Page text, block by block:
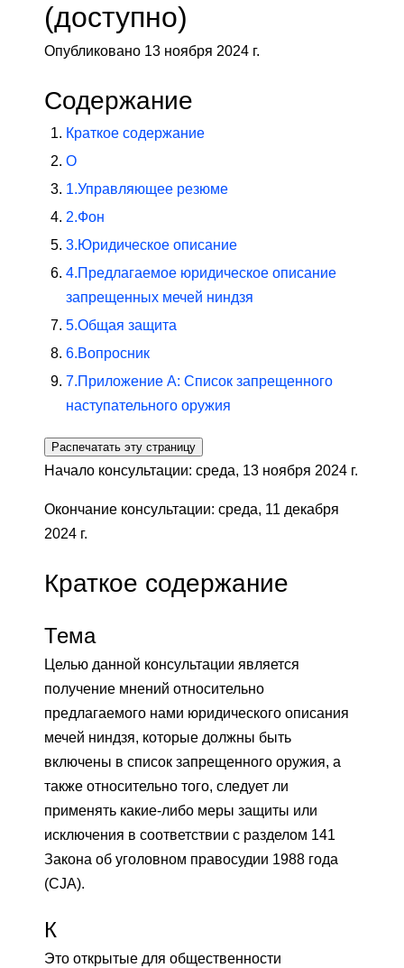
(доступно)
Опубликовано 13 ноября 2024 г.
Содержание
Краткое содержание
О
1.Управляющее резюме
2.Фон
3.Юридическое описание
4.Предлагаемое юридическое описание
запрещенных мечей ниндзя
5.Общая защита
6.Вопросник
7.Приложение А: Список запрещенного
наступательного оружия
Распечатать эту страницу
Начало консультации: среда, 13 ноября 2024 г.
Окончание консультации: среда, 11 декабря
2024 г.
Краткое содержание
Тема
Целью данной консультации является
получение мнений относительно
предлагаемого нами юридического описания
мечей ниндзя, которые должны быть
включены в список запрещенного оружия, а
также относительно того, следует ли
применять какие-либо меры защиты или
исключения в соответствии с разделом 141
Закона об уголовном правосудии 1988 года
(CJA).
К
Это открытые для общественности